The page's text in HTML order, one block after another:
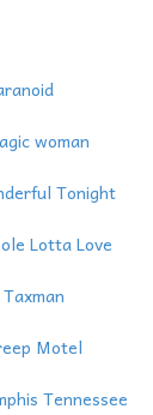
woman
Tonight
Lotta Love
Motel
Tennessee